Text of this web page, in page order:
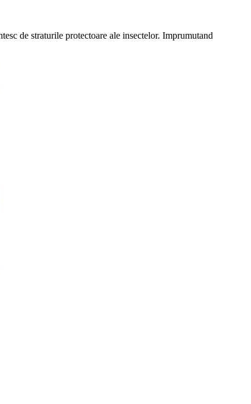
de straturile protectoare ale insectelor. Imprumutand